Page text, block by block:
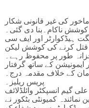
کی غیر قانونی شکار
ناکام۔بنا دی گئی۔
ہیڈکوارٹر اور ایف سی
قتل کرنے کی کوشش لیکن
طور پر محفوظ رہے۔
ایمونیشن کے ساتھ گرفتار
کے خلاف مقدمہ درج۔
پریس ریلیز۔
کو لیاقت علی گیم انسپکٹر وائلڈلائف
کمیونٹی بٹکور نے